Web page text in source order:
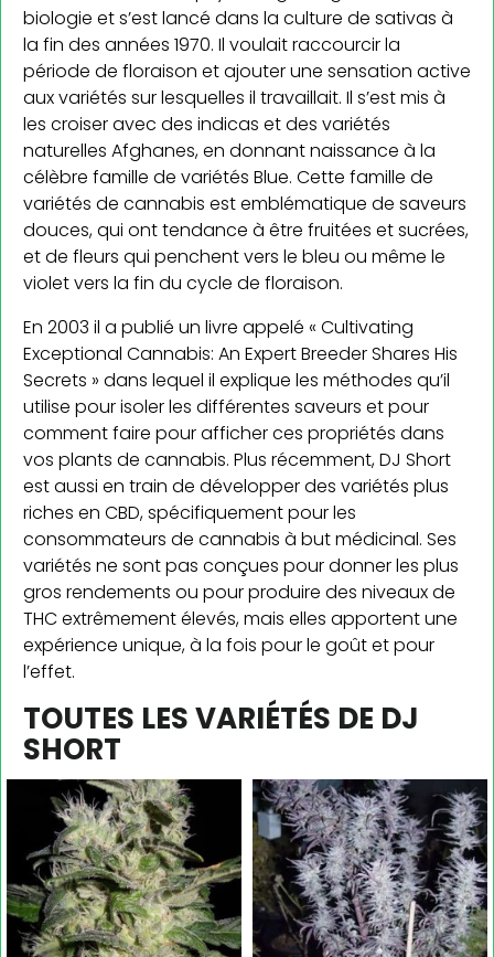
biologie et s’est lancé dans la culture de sativas à
la fin des années 1970. Il voulait raccourcir la
période de floraison et ajouter une sensation active
aux variétés sur lesquelles il travaillait. Il s’est mis à
les croiser avec des indicas et des variétés
naturelles Afghanes, en donnant naissance à la
célèbre famille de variétés Blue. Cette famille de
variétés de cannabis est emblématique de saveurs
douces, qui ont tendance à être fruitées et sucrées,
et de fleurs qui penchent vers le bleu ou même le
violet vers la fin du cycle de floraison.
En 2003 il a publié un livre appelé « Cultivating
Exceptional Cannabis: An Expert Breeder Shares His
Secrets » dans lequel il explique les méthodes qu’il
utilise pour isoler les différentes saveurs et pour
comment faire pour afficher ces propriétés dans
vos plants de cannabis. Plus récemment, DJ Short
est aussi en train de développer des variétés plus
riches en CBD, spécifiquement pour les
consommateurs de cannabis à but médicinal. Ses
variétés ne sont pas conçues pour donner les plus
gros rendements ou pour produire des niveaux de
THC extrêmement élevés, mais elles apportent une
expérience unique, à la fois pour le goût et pour
l’effet.
TOUTES LES VARIÉTÉS DE DJ
SHORT